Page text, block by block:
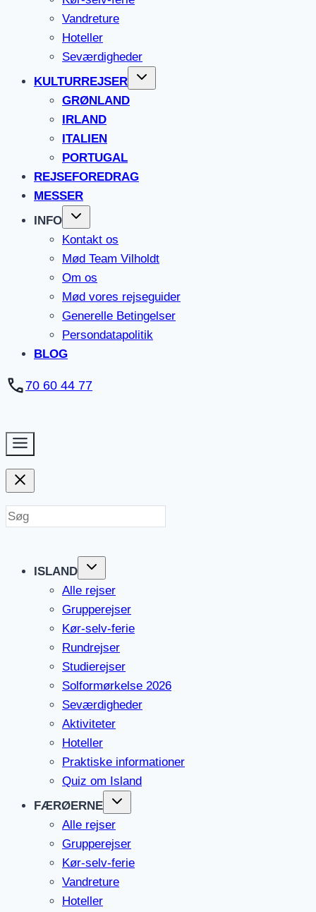
Vandreture
Hoteller
Seværdigheder
KULTURREJSER
GRØNLAND
IRLAND
ITALIEN
PORTUGAL
REJSEFOREDRAG
MESSER
INFO
Kontakt os
Mød Team Vilholdt
Om os
Mød vores rejseguider
Generelle Betingelser
Persondatapolitik
BLOG
70 60 44 77
ISLAND
Alle rejser
Grupperejser
Kør-selv-ferie
Rundrejser
Studierejser
Solformørkelse 2026
Seværdigheder
Aktiviteter
Hoteller
Praktiske informationer
Quiz om Island
FÆRØERNE
Alle rejser
Grupperejser
Kør-selv-ferie
Vandreture
Hoteller